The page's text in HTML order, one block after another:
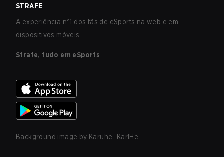
STRAFE
A experiência nº1 dos fãs de eSports na web e em
dispositivos móveis.
Strafe, tudo em eSports
Background image by Karuhe_KarlHe